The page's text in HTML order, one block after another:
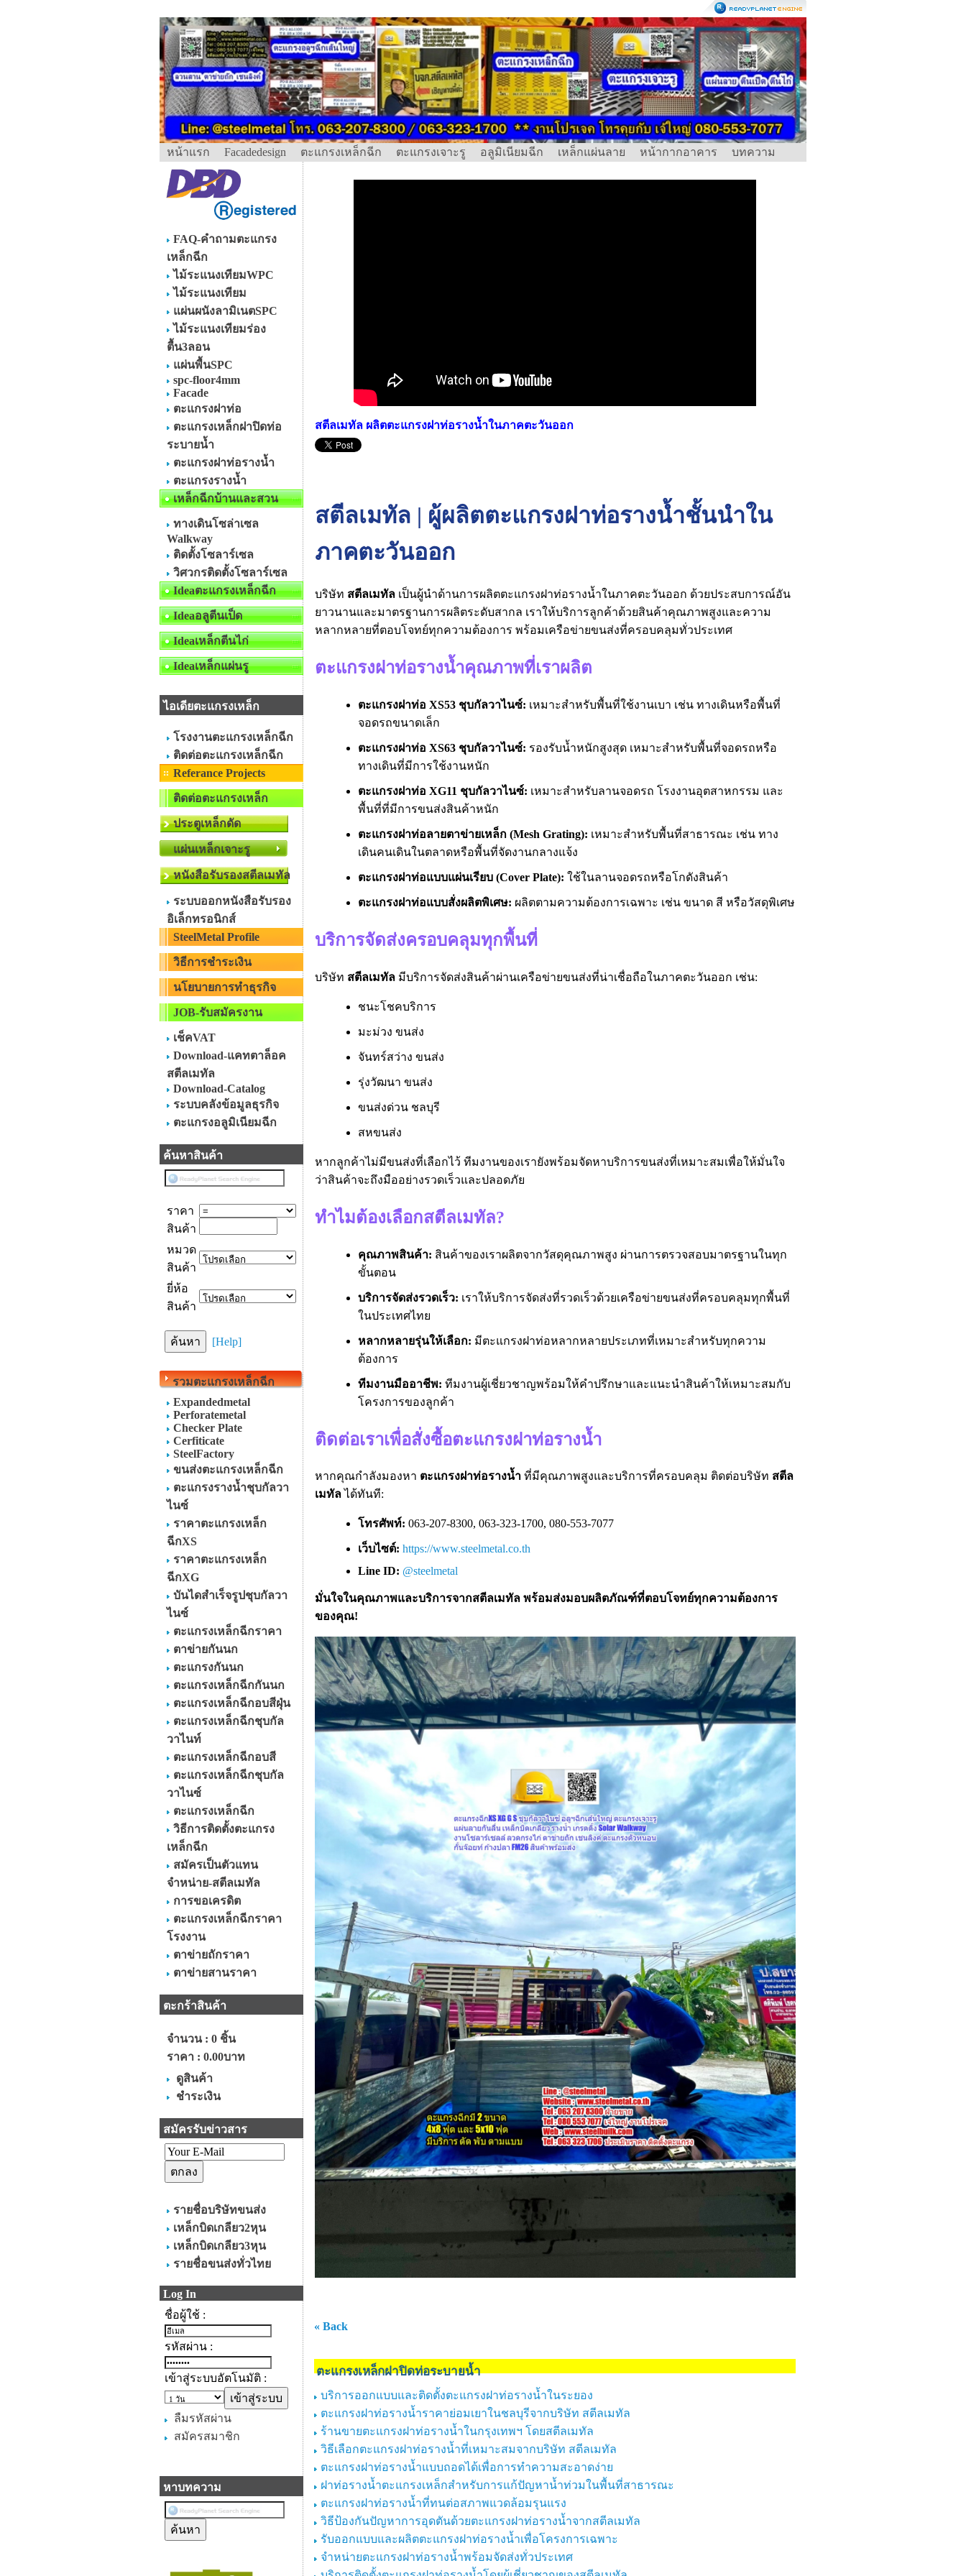
หน้าแรก Facadedesign ตะแกรงเหล็กฉีก ตะแกรงเจาะรู อลูมิเนียมฉีก เหล็กแผ่นลาย หน้ากากอาคาร บทความ
FAQ-คำถามตะแกรง
เหล็กฉีก
ไม้ระแนงเทียมWPC
ไม้ระแนงเทียม
แผ่นผนังลามิเนตSPC
ไม้ระแนงเทียมร่อง
ตื้น3ลอน
แผ่นพื้นSPC
spc-floor4mm
Facade
ตะแกรงฝาท่อ
ตะแกรงเหล็กฝาปิดท่อ
ระบายน้ำ
ตะแกรงฝาท่อรางน้ำ
ตะแกรงรางน้ำ
เหล็กฉีกบ้านและสวน
ทางเดินโซล่าเซล
Walkway
ติดตั้งโซลาร์เซล
วิศวกรติดตั้งโซลาร์เซล
Ideaตะแกรงเหล็กฉีก
Ideaอลูตีนเป็ด
Ideaเหล็กตีนไก่
Ideaเหล็กแผ่นรู
ไอเดียตะแกรงเหล็ก
โรงงานตะแกรงเหล็กฉีก
ติดต่อตะแกรงเหล็กฉีก
Referance Projects
ติดต่อตะแกรงเหล็ก
ประตูเหล็กดัด
แผ่นเหล็กเจาะรู
หนังสือรับรองสตีลเมทัล
ระบบออกหนังสือรับรอง
อิเล็กทรอนิกส์
SteelMetal Profile
วิธีการชำระเงิน
นโยบายการทำธุรกิจ
JOB-รับสมัครงาน
เช็คVAT
Download-แคทตาล็อค
สตีลเมทัล
Download-Catalog
ระบบคลังข้อมูลธุรกิจ
ตะแกรงอลูมิเนียมฉีก
ค้นหาสินค้า
ราคา
สินค้า
หมวด
สินค้า
ยี่ห้อ
สินค้า
[Help]
รวมตะแกรงเหล็กฉีก
Expandedmetal
Perforatemetal
Checker Plate
Cerfiticate
SteelFactory
ขนส่งตะแกรงเหล็กฉีก
ตะแกรงรางน้ำชุบกัลวา
ไนซ์
ราคาตะแกรงเหล็ก
ฉีกXS
ราคาตะแกรงเหล็ก
ฉีกXG
บันไดสำเร็จรูปชุบกัลวา
ไนซ์
ตะแกรงเหล็กฉีกราคา
ตาข่ายกันนก
ตะแกรงกันนก
ตะแกรงเหล็กฉีกกันนก
ตะแกรงเหล็กฉีกอบสีฝุ่น
ตะแกรงเหล็กฉีกชุบกัล
วาไนท์
ตะแกรงเหล็กฉีกอบสี
ตะแกรงเหล็กฉีกชุบกัล
วาไนซ์
ตะแกรงเหล็กฉีก
วิธีการติดตั้งตะแกรง
เหล็กฉีก
สมัครเป็นตัวแทน
จำหน่าย-สตีลเมทัล
การขอเครดิต
ตะแกรงเหล็กฉีกราคา
โรงงาน
ตาข่ายถักราคา
ตาข่ายสานราคา
ตะกร้าสินค้า
จำนวน : 0 ชิ้น
ราคา : 0.00บาท
ดูสินค้า
ชำระเงิน
สมัครรับข่าวสาร
รายชื่อบริษัทขนส่ง
เหล็กบิดเกลียว2หุน
เหล็กบิดเกลียว3หุน
รายชื่อขนส่งทั่วไทย
Log In
ชื่อผู้ใช้ :
รหัสผ่าน :
เข้าสู่ระบบอัตโนมัติ :
ลืมรหัสผ่าน
สมัครสมาชิก
หาบทความ
สตีลเมทัล ผลิตตะแกรงฝาท่อรางน้ำในภาคตะวันออก
สตีลเมทัล | ผู้ผลิตตะแกรงฝาท่อรางน้ำชั้นนำใน
ภาคตะวันออก
บริษัท สตีลเมทัลเป็นผู้นำด้านการผลิตตะแกรงฝาท่อรางน้ำในภาคตะวันออก ด้วยประสบการณ์อัน
ยาวนานและมาตรฐานการผลิตระดับสากล เราให้บริการลูกค้าด้วยสินค้าคุณภาพสูงและความ
หลากหลายที่ตอบโจทย์ทุกความต้องการ พร้อมเครือข่ายขนส่งที่ครอบคลุมทั่วประเทศ
ตะแกรงฝาท่อรางน้ำคุณภาพที่เราผลิต
ตะแกรงฝาท่อ XS53 ชุบกัลวาไนซ์: เหมาะสำหรับพื้นที่ใช้งานเบา เช่น ทางเดินหรือพื้นที่
จอดรถขนาดเล็ก
ตะแกรงฝาท่อ XS63 ชุบกัลวาไนซ์: รองรับน้ำหนักสูงสุด เหมาะสำหรับพื้นที่จอดรถหรือ
ทางเดินที่มีการใช้งานหนัก
ตะแกรงฝาท่อ XG11 ชุบกัลวาไนซ์: เหมาะสำหรับลานจอดรถ โรงงานอุตสาหกรรม และ
พื้นที่ที่มีการขนส่งสินค้าหนัก
ตะแกรงฝาท่อลายตาข่ายเหล็ก (Mesh Grating): เหมาะสำหรับพื้นที่สาธารณะ เช่น ทาง
เดินคนเดินในตลาดหรือพื้นที่จัดงานกลางแจ้ง
ตะแกรงฝาท่อแบบแผ่นเรียบ (Cover Plate): ใช้ในลานจอดรถหรือโกดังสินค้า
ตะแกรงฝาท่อแบบสั่งผลิตพิเศษ: ผลิตตามความต้องการเฉพาะ เช่น ขนาด สี หรือวัสดุพิเศษ
บริการจัดส่งครอบคลุมทุกพื้นที่
บริษัท สตีลเมทัลมีบริการจัดส่งสินค้าผ่านเครือข่ายขนส่งที่น่าเชื่อถือในภาคตะวันออก เช่น:
ชนะโชคบริการ
มะม่วง ขนส่ง
จันทร์สว่าง ขนส่ง
รุ่งวัฒนา ขนส่ง
ขนส่งด่วน ชลบุรี
สหขนส่ง
หากลูกค้าไม่มีขนส่งที่เลือกไว้ ทีมงานของเรายังพร้อมจัดหาบริการขนส่งที่เหมาะสมเพื่อให้มั่นใจ
ว่าสินค้าจะถึงมืออย่างรวดเร็วและปลอดภัย
ทำไมต้องเลือกสตีลเมทัล?
คุณภาพสินค้า: สินค้าของเราผลิตจากวัสดุคุณภาพสูง ผ่านการตรวจสอบมาตรฐานในทุก
ขั้นตอน
บริการจัดส่งรวดเร็ว: เราให้บริการจัดส่งที่รวดเร็วด้วยเครือข่ายขนส่งที่ครอบคลุมทุกพื้นที่
ในประเทศไทย
หลากหลายรุ่นให้เลือก: มีตะแกรงฝาท่อหลากหลายประเภทที่เหมาะสำหรับทุกความ
ต้องการ
ทีมงานมืออาชีพ: ทีมงานผู้เชี่ยวชาญพร้อมให้คำปรึกษาและแนะนำสินค้าให้เหมาะสมกับ
โครงการของลูกค้า
ติดต่อเราเพื่อสั่งซื้อตะแกรงฝาท่อรางน้ำ
หากคุณกำลังมองหา ตะแกรงฝาท่อรางน้ำที่มีคุณภาพสูงและบริการที่ครอบคลุม ติดต่อบริษัท สตีล
เมทัลได้ทันที:
โทรศัพท์: 063-207-8300, 063-323-1700, 080-553-7077
เว็บไซต์: https://www.steelmetal.co.th
Line ID: @steelmetal
มั่นใจในคุณภาพและบริการจากสตีลเมทัล พร้อมส่งมอบผลิตภัณฑ์ที่ตอบโจทย์ทุกความต้องการ
ของคุณ!
« Back
ตะแกรงเหล็กฝาปิดท่อระบายน้ำ
บริการออกแบบและติดตั้งตะแกรงฝาท่อรางน้ำในระยอง
ตะแกรงฝาท่อรางน้ำราคาย่อมเยาในชลบุรีจากบริษัท สตีลเมทัล
ร้านขายตะแกรงฝาท่อรางน้ำในกรุงเทพฯ โดยสตีลเมทัล
วิธีเลือกตะแกรงฝาท่อรางน้ำที่เหมาะสมจากบริษัท สตีลเมทัล
ตะแกรงฝาท่อรางน้ำแบบถอดได้เพื่อการทำความสะอาดง่าย
ฝาท่อรางน้ำตะแกรงเหล็กสำหรับการแก้ปัญหาน้ำท่วมในพื้นที่สาธารณะ
ตะแกรงฝาท่อรางน้ำที่ทนต่อสภาพแวดล้อมรุนแรง
วิธีป้องกันปัญหาการอุดตันด้วยตะแกรงฝาท่อรางน้ำจากสตีลเมทัล
รับออกแบบและผลิตตะแกรงฝาท่อรางน้ำเพื่อโครงการเฉพาะ
จำหน่ายตะแกรงฝาท่อรางน้ำพร้อมจัดส่งทั่วประเทศ